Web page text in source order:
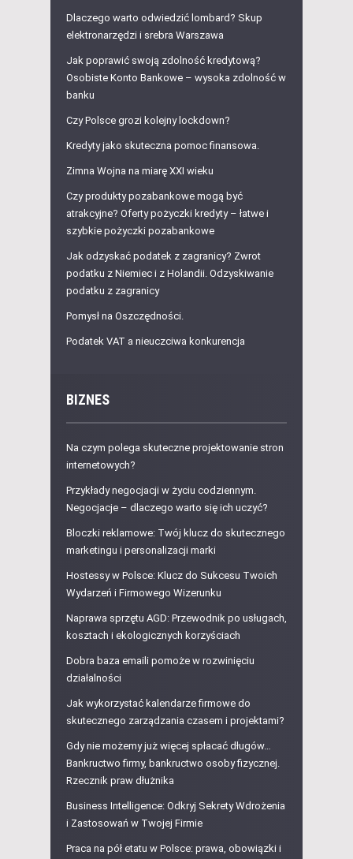
Dlaczego warto odwiedzić lombard? Skup
elektronarzędzi i srebra Warszawa
Jak poprawić swoją zdolność kredytową?
Osobiste Konto Bankowe – wysoka zdolność w
banku
Czy Polsce grozi kolejny lockdown?
Kredyty jako skuteczna pomoc finansowa.
Zimna Wojna na miarę XXI wieku
Czy produkty pozabankowe mogą być
atrakcyjne? Oferty pożyczki kredyty – łatwe i
szybkie pożyczki pozabankowe
Jak odzyskać podatek z zagranicy? Zwrot
podatku z Niemiec i z Holandii. Odzyskiwanie
podatku z zagranicy
Pomysł na Oszczędności.
Podatek VAT a nieuczciwa konkurencja
BIZNES
Na czym polega skuteczne projektowanie stron
internetowych?
Przykłady negocjacji w życiu codziennym.
Negocjacje – dlaczego warto się ich uczyć?
Bloczki reklamowe: Twój klucz do skutecznego
marketingu i personalizacji marki
Hostessy w Polsce: Klucz do Sukcesu Twoich
Wydarzeń i Firmowego Wizerunku
Naprawa sprzętu AGD: Przewodnik po usługach,
kosztach i ekologicznych korzyściach
Dobra baza emaili pomoże w rozwinięciu
działalności
Jak wykorzystać kalendarze firmowe do
skutecznego zarządzania czasem i projektami?
Gdy nie możemy już więcej spłacać długów…
Bankructwo firmy, bankructwo osoby fizycznej.
Rzecznik praw dłużnika
Business Intelligence: Odkryj Sekrety Wdrożenia
i Zastosowań w Twojej Firmie
Praca na pół etatu w Polsce: prawa, obowiązki i